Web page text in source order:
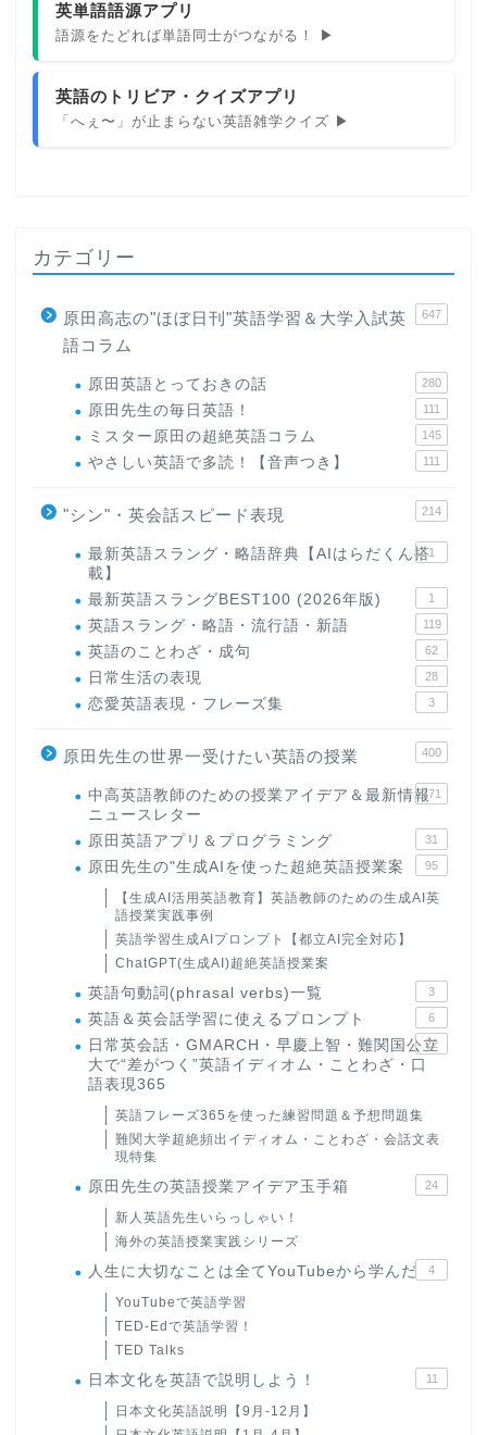
英単語語源アプリ
語源をたどれば単語同士がつながる！ ▶
英語のトリビア・クイズアプリ
「へぇ〜」が止まらない英語雑学クイズ ▶
カテゴリー
原田高志の"ほぼ日刊"英語学習＆大学入試英
語コラム
647
原田英語とっておきの話 280
原田先生の毎日英語！ 111
ミスター原田の超絶英語コラム 145
やさしい英語で多読！【音声つき】 111
"シン"・英会話スピード表現 214
最新英語スラング・略語辞典【AIはらだくん搭
載】
1
最新英語スラングBEST100 (2026年版) 1
英語スラング・略語・流行語・新語 119
英語のことわざ・成句 62
日常生活の表現 28
恋愛英語表現・フレーズ集 3
原田先生の世界一受けたい英語の授業 400
中高英語教師のための授業アイデア＆最新情報
ニュースレター
171
原田英語アプリ＆プログラミング 31
原田先生の"生成AIを使った超絶英語授業案 95
【生成AI活用英語教育】英語教師のための生成AI英
語授業実践事例
英語学習生成AIプロンプト【都立AI完全対応】
ChatGPT(生成AI)超絶英語授業案
英語句動詞(phrasal verbs)一覧 3
英語＆英会話学習に使えるプロンプト 6
日常英会話・GMARCH・早慶上智・難関国公立
大で“差がつく”英語イディオム・ことわざ・口
語表現365
22
英語フレーズ365を使った練習問題＆予想問題集
難関大学超絶頻出イディオム・ことわざ・会話文表
現特集
原田先生の英語授業アイデア玉手箱 24
新人英語先生いらっしゃい！
海外の英語授業実践シリーズ
人生に大切なことは全てYouTubeから学んだ 4
YouTubeで英語学習
TED-Edで英語学習！
TED Talks
日本文化を英語で説明しよう！ 11
日本文化英語説明【9月-12月】